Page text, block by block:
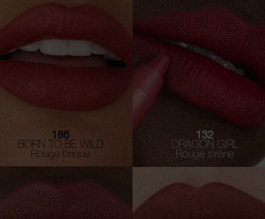
186
BORN TO BE WILD
Rouge brique
132
DRAGON GIRL
Rouge sirène